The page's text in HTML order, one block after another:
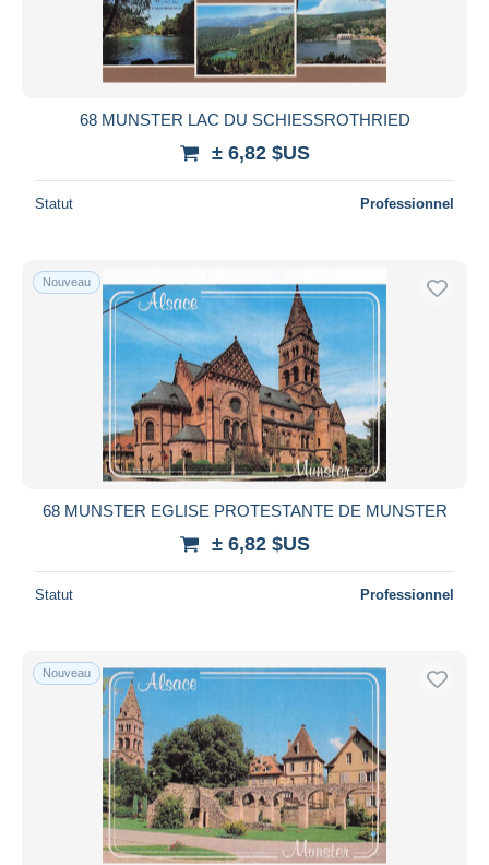
68 MUNSTER LAC DU SCHIESSROTHRIED
± 6,82 $US
Statut Professionnel
Nouveau
68 MUNSTER EGLISE PROTESTANTE DE MUNSTER
± 6,82 $US
Statut Professionnel
Nouveau